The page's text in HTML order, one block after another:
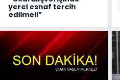
yerel esnaf tercih
edilmeli”